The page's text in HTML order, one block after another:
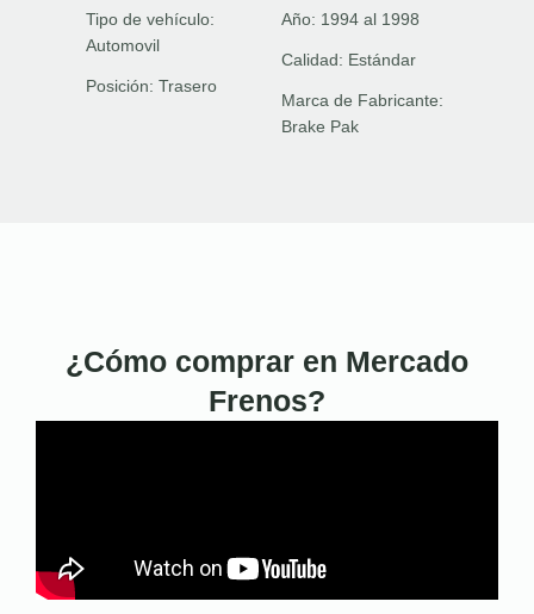
Tipo de vehículo:
Automovil
Posición: Trasero
Año: 1994 al 1998
Calidad: Estándar
Marca de Fabricante:
Brake Pak
¿Cómo comprar en Mercado
Frenos?